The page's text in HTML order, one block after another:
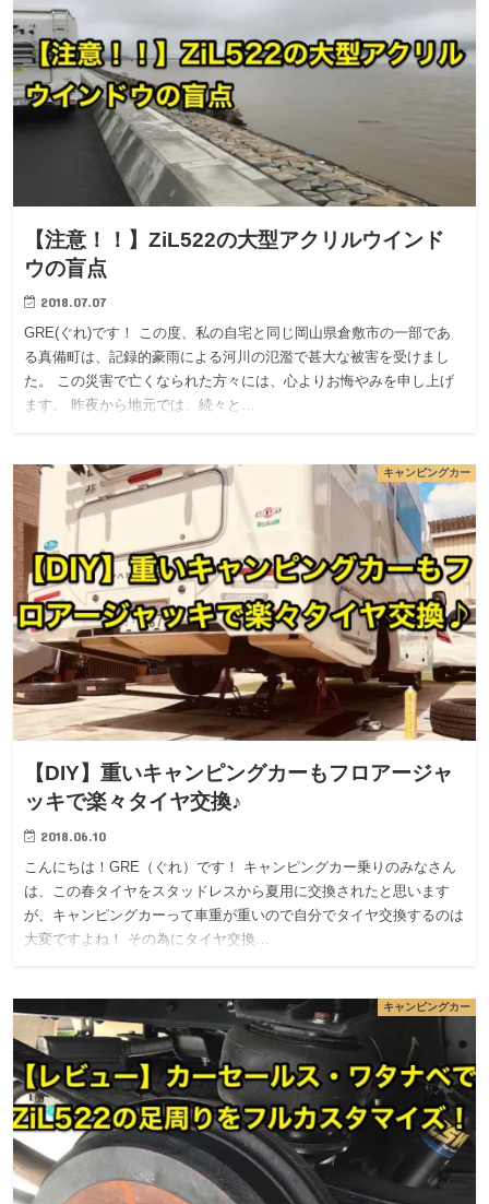
【注意！！】ZiL522の大型アクリルウインド
ウの盲点
2018.07.07
GRE(ぐれ)です！ この度、私の自宅と同じ岡山県倉敷市の一部であ
る真備町は、記録的豪雨による河川の氾濫で甚大な被害を受けまし
た。 この災害で亡くなられた方々には、心よりお悔やみを申し上げ
ます。 昨夜から地元では、続々と…
キャンピングカー
【DIY】重いキャンピングカーもフロアージャ
ッキで楽々タイヤ交換♪
2018.06.10
こんにちは！GRE（ぐれ）です！ キャンピングカー乗りのみなさん
は、この春タイヤをスタッドレスから夏用に交換されたと思います
が、キャンピングカーって車重が重いので自分でタイヤ交換するのは
大変ですよね！ その為にタイヤ交換…
キャンピングカー